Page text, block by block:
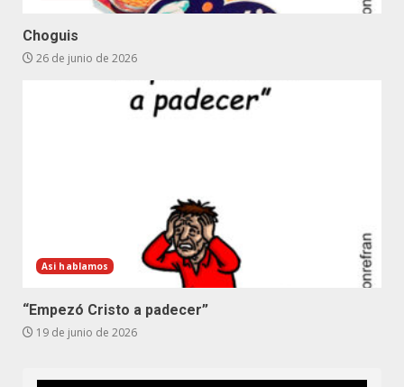
Choguis
26 de junio de 2026
Asi hablamos
“Empezó Cristo a padecer”
19 de junio de 2026